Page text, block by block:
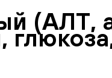
(АЛТ,